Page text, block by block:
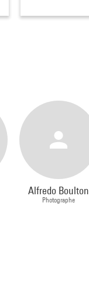
Alfredo Boulton
Photographe